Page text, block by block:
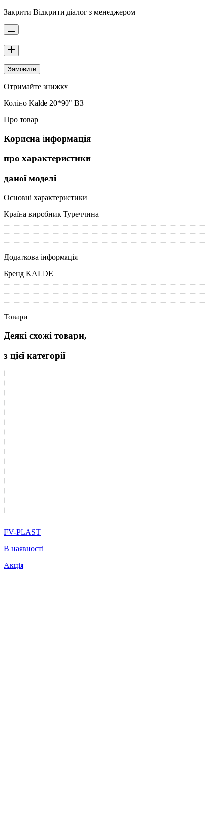
Закрити Відкрити діалог з менеджером
Замовити
Отримайте знижку
Коліно Kalde 20*90" ВЗ
Про товар
Корисна інформація
про характеристики
даної моделі
Основні характеристики
Країна виробник Туреччина
Додаткова інформація
Бренд KALDE
Товари
Деякі схожі товари,
з цієї категорії
FV-PLAST
В наявності
Акція